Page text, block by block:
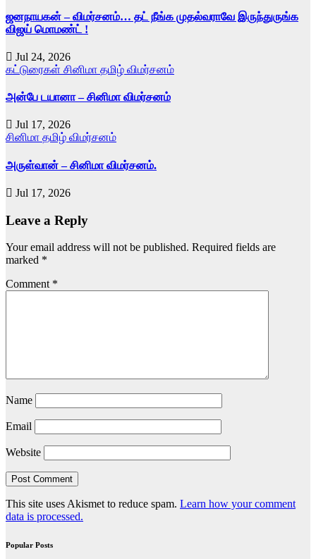
ஜனநாயகன் – விமர்சனம்… தட் நீங்க முதல்வராவே இருந்துருங்க
விஜய் மொமண்ட் !
Jul 24, 2026
கட்டுரைகள் சினிமா தமிழ் விமர்சனம்
அன்பே டயானா – சினிமா விமர்சனம்
Jul 17, 2026
சினிமா தமிழ் விமர்சனம்
அருள்வான் – சினிமா விமர்சனம்.
Jul 17, 2026
Leave a Reply
Your email address will not be published. Required fields are
marked *
Comment *
Name
Email
Website
This site uses Akismet to reduce spam. Learn how your comment
data is processed.
Popular Posts